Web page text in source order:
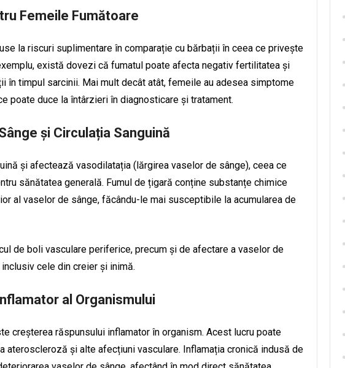
Femeile Fumătoare
la riscuri suplimentare în comparație cu bărbații în ceea ce privește
există dovezi că fumatul poate afecta negativ fertilitatea și
în timpul sarcinii. Mai mult decât atât, femeile au adesea simptome
poate duce la întârzieri în diagnosticare și tratament.
și Circulația Sanguină
și afectează vasodilatația (lărgirea vaselor de sânge), ceea ce
sănătatea generală. Fumul de țigară conține substanțe chimice
al vaselor de sânge, făcându-le mai susceptibile la acumularea de
de boli vasculare periferice, precum și de afectare a vaselor de
cele din creier și inimă.
al Organismului
creșterea răspunsului inflamator în organism. Acest lucru poate
ateroscleroză și alte afecțiuni vasculare. Inflamația cronică indusă de